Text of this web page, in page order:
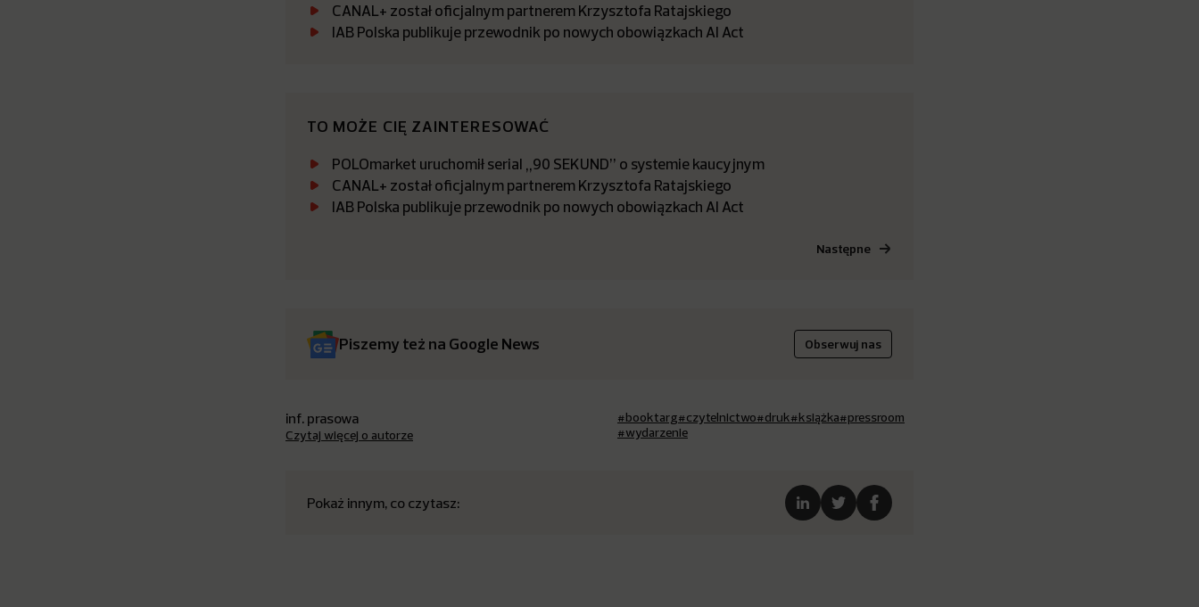
CANAL+ został oficjalnym partnerem Krzysztofa Ratajskiego
IAB Polska publikuje przewodnik po nowych obowiązkach AI Act
TO MOŻE CIĘ ZAINTERESOWAĆ
POLOmarket uruchomił serial „90 SEKUND” o systemie kaucyjnym
CANAL+ został oficjalnym partnerem Krzysztofa Ratajskiego
IAB Polska publikuje przewodnik po nowych obowiązkach AI Act
Następne
Piszemy też na Google News Obserwuj nas
inf. prasowa
Czytaj więcej o autorze
#booktarg#czytelnictwo#druk#książka#pressroom
#wydarzenie
Pokaż innym, co czytasz: